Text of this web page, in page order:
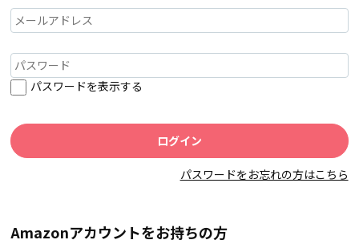
パスワードを表示する
パスワードをお忘れの方はこちら
Amazonアカウントをお持ちの方